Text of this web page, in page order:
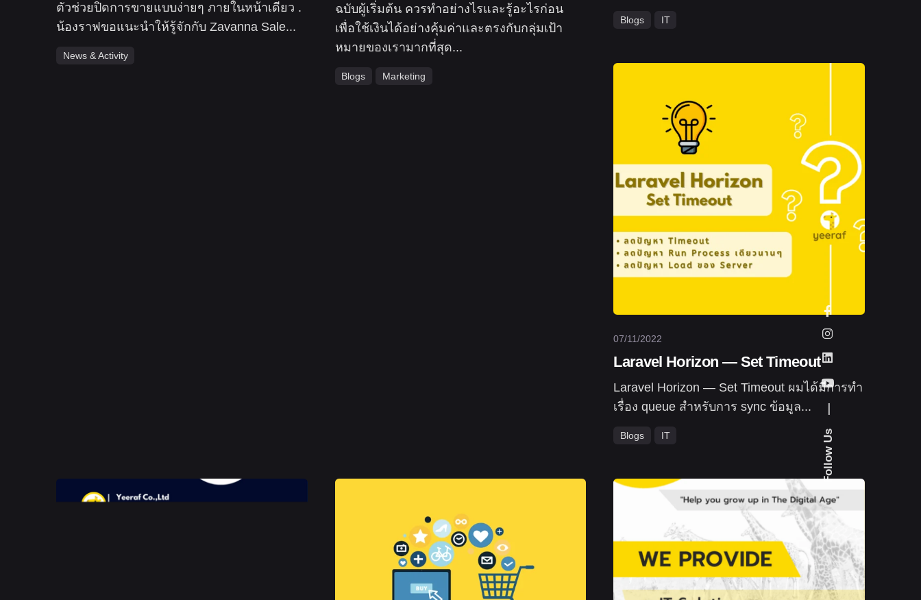
Follow Us
ตัวช่วยปิดการขายแบบง่ายๆ ภายในหน้าเดียว .
น้องราฟขอแนะนำให้รู้จักกับ Zavanna Sale...
News & Activity
ฉบับผู้เริ่มต้น ควรทำอย่างไรและรู้อะไรก่อน
เพื่อใช้เงินได้อย่างคุ้มค่าและตรงกับกลุ่มเป้า
หมายของเรามากที่สุด...
Blogs Marketing
Blogs IT
07/11/2022
Laravel Horizon — Set Timeout
Laravel Horizon — Set Timeout ผมได้มีการทำ
เรื่อง queue สำหรับการ sync ข้อมูล...
Blogs IT